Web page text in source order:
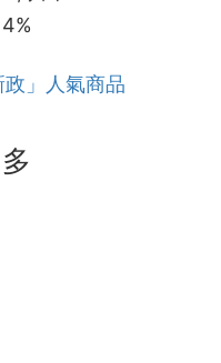
」人氣商品